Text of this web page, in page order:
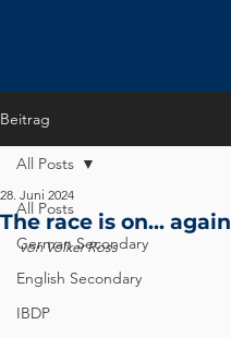
Beitrag
All Posts
German Secondary
English Secondary
IBDP
All Posts
The race is on... again
28. Juni 2024
von Volker Ross